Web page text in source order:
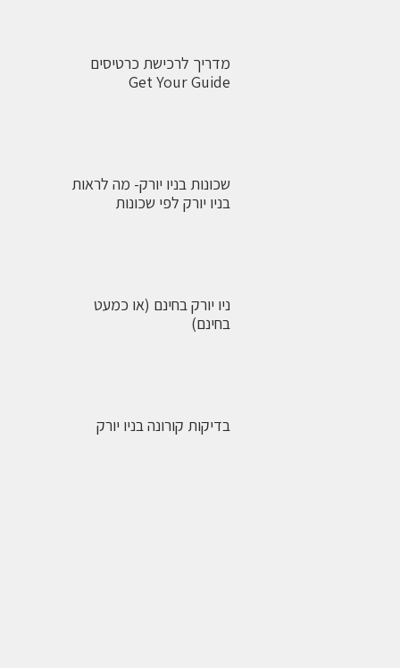
מדריך לרכישת כרטיסים
Get Your Guide
שכונות בניו יורק- מה לראות
בניו יורק לפי שכונות
ניו יורק בחינם (או כמעט
בחינם)
בדיקות קורונה בניו יורק